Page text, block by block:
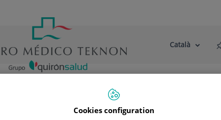
Selector
Llenguatge
Català
tecnològics i farmacològics Tècniques quirúrgiques o
Cookies configuration